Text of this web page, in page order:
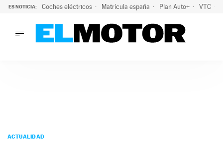
ES NOTICIA: Coches eléctricos Matrícula españa Plan Auto+ VTC
PODCAST
ACTUALIDAD